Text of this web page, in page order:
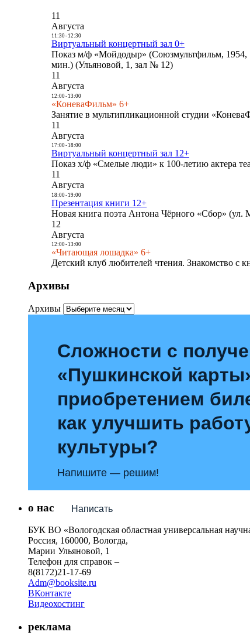
11
Августа
11:30- 12:30
Виртуальный концертный зал 0+
Показ м/ф «Мойдодыр» (Союзмультфильм, 1954,
мин.) (Ульяновой, 1, зал № 12)
11
Августа
12:00- 13:00
«КоневаФильм» 6+
Занятие в мультипликационной студии
11
Августа
17:00- 18:00
Виртуальный концертный зал 12+
Показ х/ф «Смелые люди» к 100-летию актера
11
Августа
18:00- 19:00
Презентация книги 12+
Новая книга поэта Антона Чёрного «Сбор» (ул.
12
Августа
12:00- 13:00
«Читающая лошадка» 6+
Детский клуб любителей чтения. Знакомство с
Архивы
Архивы
Сложности с
«Пушкинской
приобретением
как улучшить
культуры?
Напишите — решим!
Написать
о нас
БУК ВО «Вологодская областная универсальная
Россия, 160000, Вологда,
Марии Ульяновой, 1
Телефон для справок –
8(8172)21-17-69
Adm@booksite.ru
ВКонтакте
Видеохостинг
реклама